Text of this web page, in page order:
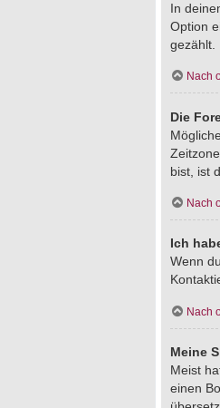
In
Option
gezählt.
Nach
Die
bist, ist
Nach
Ich
Wenn
Nach
Meine
Meist
einen